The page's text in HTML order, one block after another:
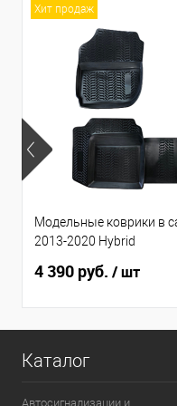
Хит продаж
Модельные коврики в
2013-2020 Hybrid
4 390 руб. / шт
Каталог
Автосигнализации и